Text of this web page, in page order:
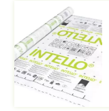
Afbeelding